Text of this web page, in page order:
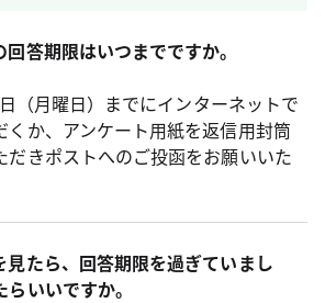
答期限はいつまでですか。
（月曜日）までにインターネットで
くか、アンケート用紙を返信用封筒
だきポストへのご投函をお願いいた
見たら、回答期限を過ぎていまし
いいですか。